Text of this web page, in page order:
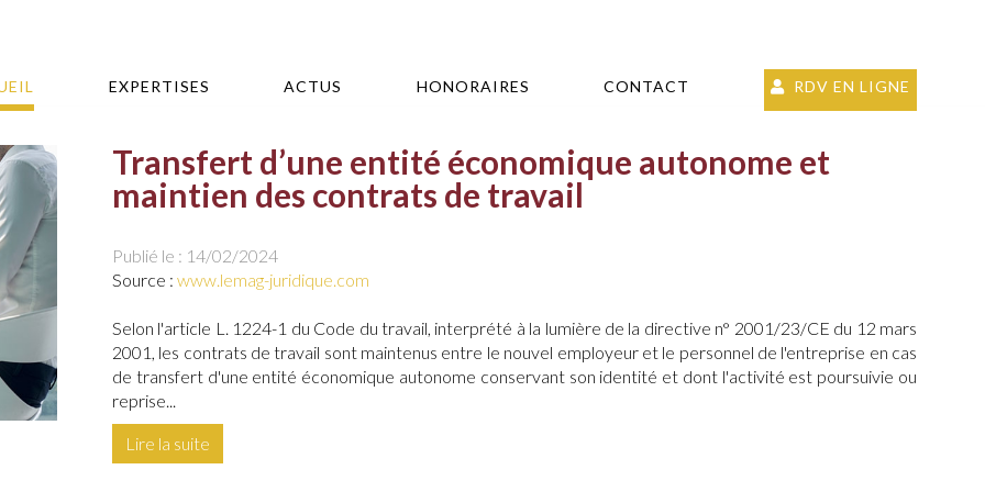
EXPERTISES ACTUS HONORAIRES CONTACT RDV EN LIGNE
Transfert d’une entité économique autonome et
maintien des contrats de travail
Publié le : 14/02/2024
Source : www.lemag-juridique.com
Selon l'article L. 1224-1 du Code du travail, interprété à la lumière de la directive n° 2001/23/CE du 12 mars
2001, les contrats de travail sont maintenus entre le nouvel employeur et le personnel de l'entreprise en cas
de transfert d'une entité économique autonome conservant son identité et dont l'activité est poursuivie ou
reprise...
Lire la suite